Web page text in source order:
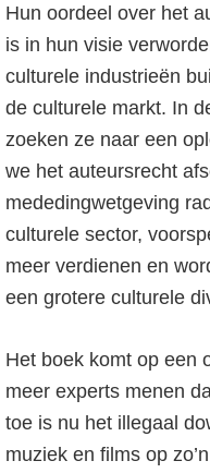
Hun oordeel over het
is in hun visie
culturele industrieën
de culturele markt. In
zoeken ze naar een
we het auteursrecht
mededingwetgeving
culturele sector,
meer verdienen en
een grotere culturele
Het boek komt op een
meer experts menen
toe is nu het illegaal
muziek en films op